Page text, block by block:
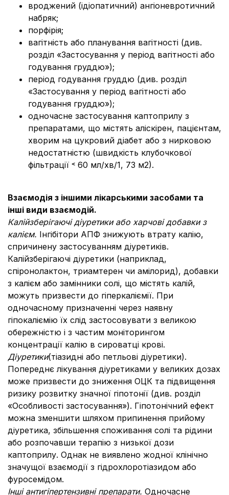
вроджений (ідіопатичний) ангіоневротичний
набряк;
порфірія;
вагітність або планування вагітності (див.
розділ «Застосування у період вагітності або
годування груддю»);
період годування груддю (див. розділ
«Застосування у період вагітності або
годування груддю»);
одночасне застосування каптоприлу з
препаратами, що містять аліскірен, пацієнтам,
хворим на цукровий діабет або з нирковою
недостатністю (швидкість клубочкової
фільтрації ˂ 60 мл/хв/1, 73 м2).
Взаємодія з іншими лікарськими засобами та
інші види взаємодій.
Калійзберігаючі діуретики або харчові добавки з
калієм. Інгібітори АПФ знижують втрату калію,
спричинену застосуванням діуретиків.
Калійзберігаючі діуретики (наприклад,
спіронолактон, триамтерен чи амілорид), добавки
з калієм або замінники солі, що містять калій,
можуть призвести до гіперкаліємії. При
одночасному призначенні через наявну
гіпокаліємію їх слід застосовувати з великою
обережністю і з частим моніторингом
концентрації калію в сироватці крові.
Діуретики(тіазидні або петльові діуретики).
Попереднє лікування діуретиками у великих дозах
може призвести до зниження ОЦК та підвищення
ризику розвитку значної гіпотонії (див. розділ
«Особливості застосування»). Гіпотонічний ефект
можна зменшити шляхом припинення прийому
діуретика, збільшення споживання солі та рідини
або розпочавши терапію з низької дози
каптоприлу. Однак не виявлено жодної клінічно
значущої взаємодії з гідрохлоротіазидом або
фуросемідом.
Інші антигіпертензивні препарати. Одночасне